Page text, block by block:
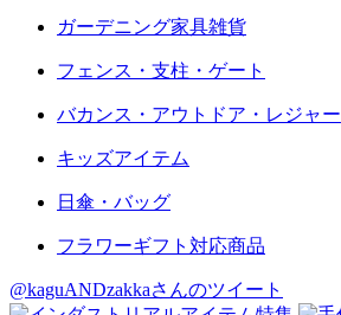
ガーデニング家具雑貨
フェンス・支柱・ゲート
バカンス・アウトドア・レジャー
キッズアイテム
日傘・バッグ
フラワーギフト対応商品
@kaguANDzakkaさんのツイート